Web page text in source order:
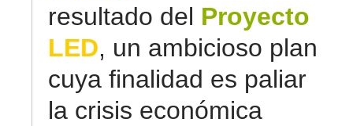
resultado del Proyecto
LED, un ambicioso plan
cuya finalidad es paliar
la crisis económica